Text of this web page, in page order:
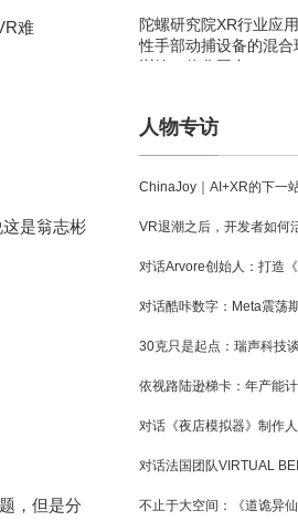
难
是翁志彬
，但是分
陀螺研究院XR行业应
性手部动捕设备的混
训练一体化平台
人物专访